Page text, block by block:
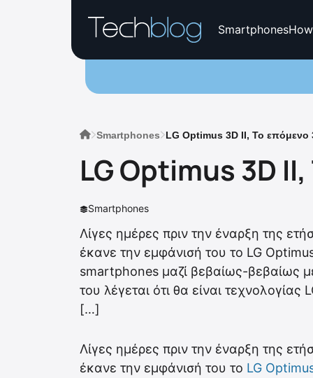
Smartphones
Smartphones LG Optimus 3D II, Το
LG Optimus 3D
Smartphones
Λίγες ημέρες πριν την έναρξη της
έκανε την εμφάνισή του το LG
smartphones μαζί βεβαίως-βεβαίως
του λέγεται ότι θα είναι
[…]
Λίγες ημέρες πριν την έναρξη της
έκανε την εμφάνισή του το LG